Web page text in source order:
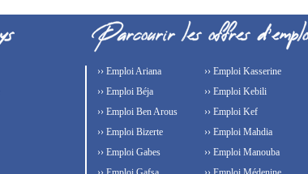
›› Emploi Ariana
›› Emploi Béja
›› Emploi Ben Arous
›› Emploi Bizerte
›› Emploi Gabes
›› Emploi Kasserine
›› Emploi Kebili
›› Emploi Kef
›› Emploi Mahdia
›› Emploi Manouba